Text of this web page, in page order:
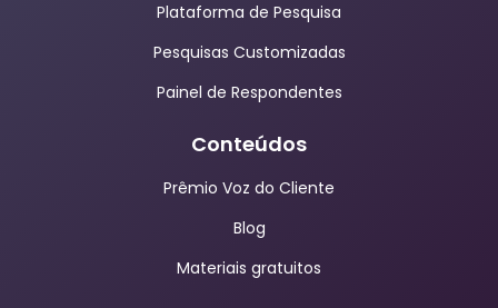
Plataforma de Pesquisa
Pesquisas Customizadas
Painel de Respondentes
Conteúdos
Prêmio Voz do Cliente
Blog
Materiais gratuitos